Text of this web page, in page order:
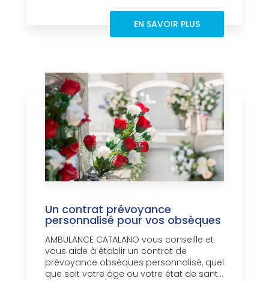
EN SAVOIR PLUS
Un contrat prévoyance
personnalisé pour vos obsèques
AMBULANCE CATALANO vous conseille et
vous aide à établir un contrat de
prévoyance obsèques personnalisé, quel
que soit votre âge ou votre état de sant...